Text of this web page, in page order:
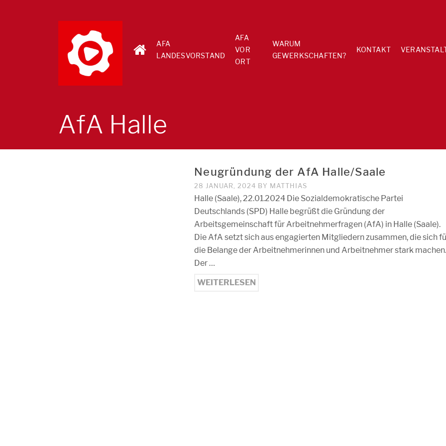
AFA
LANDESVORSTAND
AFA
VOR
ORT
WARUM
GEWERKSCHAFTEN?
KONTAKT
AfA Halle
Neugründung der AfA Halle/Saale
28 JANUAR, 2024 BY MATTHIAS
Halle (Saale), 22.01.2024 Die Sozialdemokratische Partei
Deutschlands (SPD) Halle begrüßt die Gründung der
Arbeitsgemeinschaft für Arbeitnehmerfragen (AfA) in Halle (Saale).
Die AfA setzt sich aus engagierten Mitgliedern zusammen, die sich
die Belange der Arbeitnehmerinnen und Arbeitnehmer stark
Der …
WEITERLESEN